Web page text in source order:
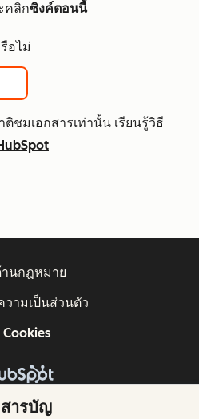
คลิกซิงค์ตอนนี้
อไม่
ชมเอกสารเท่านั้น เรียนรู้วิธี
สารบัญ
HubSpot, Inc.
านกฎหมาย
วามเป็นส่วนตัว
Cookies